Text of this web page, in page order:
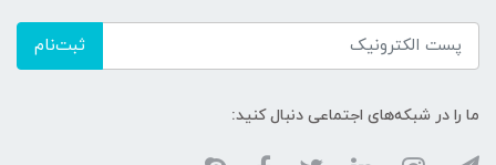
ثبت‌نام
ما را در شبکه‌های اجتماعی دنبال کنید: